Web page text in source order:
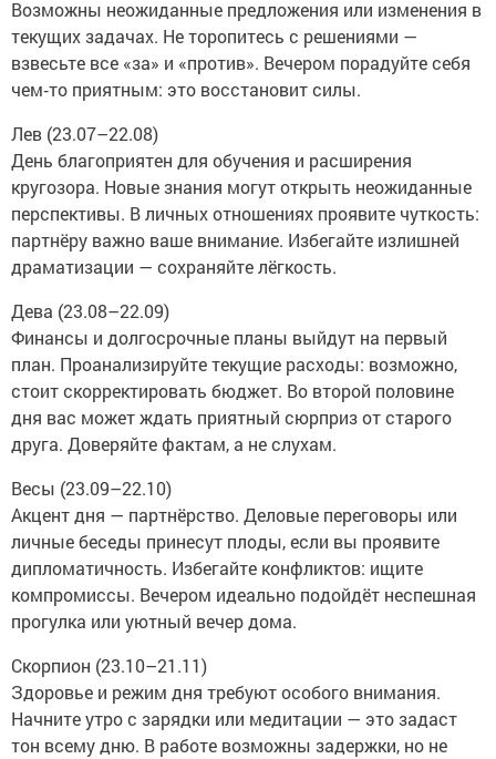
Возможны неожиданные предложения или изменения в
текущих задачах. Не торопитесь с решениями —
взвесьте все «за» и «против». Вечером порадуйте себя
чем‑то приятным: это восстановит силы.
Лев (23.07–22.08)
День благоприятен для обучения и расширения
кругозора. Новые знания могут открыть неожиданные
перспективы. В личных отношениях проявите чуткость:
партнёру важно ваше внимание. Избегайте излишней
драматизации — сохраняйте лёгкость.
Дева (23.08–22.09)
Финансы и долгосрочные планы выйдут на первый
план. Проанализируйте текущие расходы: возможно,
стоит скорректировать бюджет. Во второй половине
дня вас может ждать приятный сюрприз от старого
друга. Доверяйте фактам, а не слухам.
Весы (23.09–22.10)
Акцент дня — партнёрство. Деловые переговоры или
личные беседы принесут плоды, если вы проявите
дипломатичность. Избегайте конфликтов: ищите
компромиссы. Вечером идеально подойдёт неспешная
прогулка или уютный вечер дома.
Скорпион (23.10–21.11)
Здоровье и режим дня требуют особого внимания.
Начните утро с зарядки или медитации — это задаст
тон всему дню. В работе возможны задержки, но не